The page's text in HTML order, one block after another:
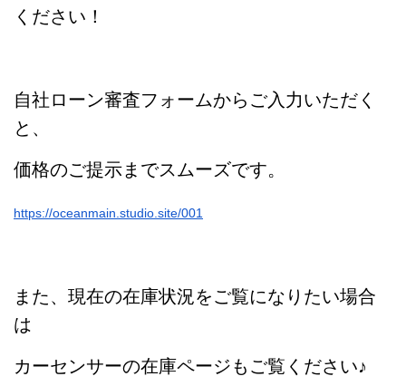
ください！
自社ローン審査フォームからご入力いただく
と、
価格のご提示までスムーズです。
https://oceanmain.studio.site/001
また、現在の在庫状況をご覧になりたい場合
は
カーセンサーの在庫ページもご覧ください♪